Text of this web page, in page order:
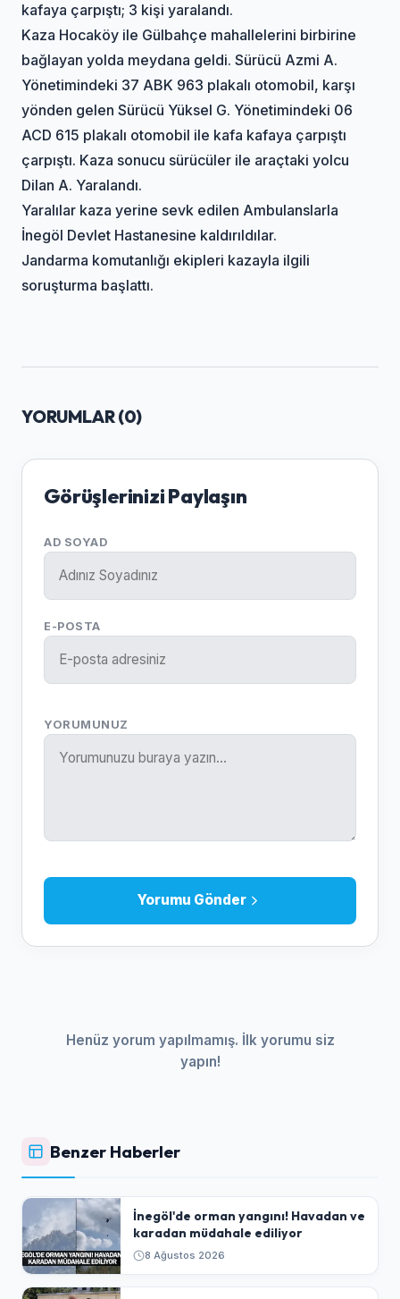
kafaya çarpıştı; 3 kişi yaralandı.
Kaza Hocaköy ile Gülbahçe mahallelerini birbirine
bağlayan yolda meydana geldi. Sürücü Azmi A.
Yönetimindeki 37 ABK 963 plakalı otomobil, karşı
yönden gelen Sürücü Yüksel G. Yönetimindeki 06
ACD 615 plakalı otomobil ile kafa kafaya çarpıştı
çarpıştı. Kaza sonucu sürücüler ile araçtaki yolcu
Dilan A. Yaralandı.
Yaralılar kaza yerine sevk edilen Ambulanslarla
İnegöl Devlet Hastanesine kaldırıldılar.
Jandarma komutanlığı ekipleri kazayla ilgili
soruşturma başlattı.
YORUMLAR (0)
Görüşlerinizi Paylaşın
AD SOYAD
E-POSTA
YORUMUNUZ
Yorumu Gönder
Henüz yorum yapılmamış. İlk yorumu siz
yapın!
Benzer Haberler
İnegöl'de orman yangını! Havadan ve
karadan müdahale ediliyor
8 Ağustos 2026